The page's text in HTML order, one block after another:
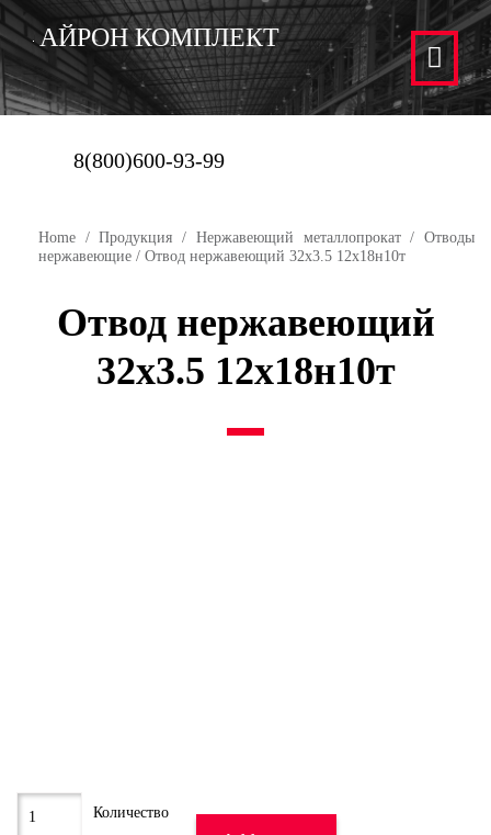
АЙРОН КОМПЛЕКТ
8(800)600-93-99
Home /Продукция / Нержавеющий металлопрокат/Отводы
нержавеющие / Отвод нержавеющий 32х3.5 12х18н10т
Отвод нержавеющий
32х3.5 12х18н10т